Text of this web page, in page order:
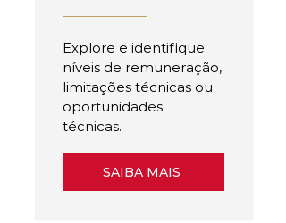
Explore e identifique
níveis de remuneração,
limitações técnicas ou
oportunidades
técnicas.
SAIBA MAIS